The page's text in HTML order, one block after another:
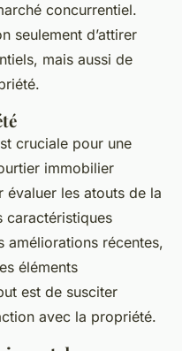
concurrentiel.
seulement d’attirer
mais aussi de
cruciale pour une
immobilier
évaluer les atouts de la
caractéristiques
améliorations récentes,
éléments
est de susciter
avec la propriété.